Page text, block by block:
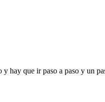
hay que ir paso a paso y un